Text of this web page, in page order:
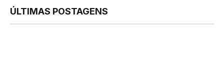
ÚLTIMAS POSTAGENS